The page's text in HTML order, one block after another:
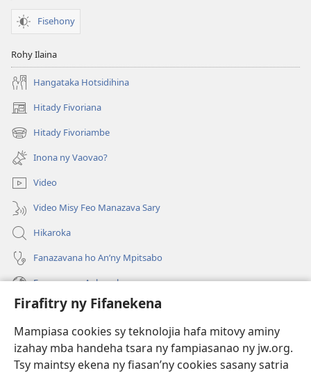
Firafitry ny Fifanekena
Mampiasa cookies sy teknolojia hafa mitovy aminy
izahay mba handeha tsara ny fampiasanao ny jw.org.
Tsy maintsy ekena ny fiasan’ny cookies sasany satria
Fisehony
Rohy Ilaina
Hangataka Hotsidihina
Hitady Fivoriana
(manokatra
rohy) Hitady Fivoriambe
(manokatra
rohy) Inona ny Vaovao?
Video
Video Misy Feo Manazava Sary
Hikaroka
Fanazavana ho An’ny Mpitsabo
Fanazavana Ankapobeny
Fanampiana
Fanomezana
(manokatra
rohy)